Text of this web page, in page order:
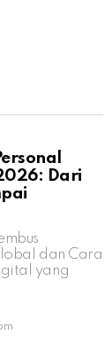
Dari
dan Cara
yang